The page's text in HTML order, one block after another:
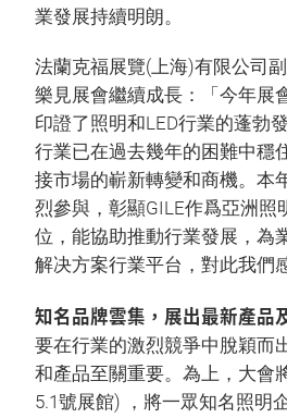
業發展持續明朗。
法蘭克福展覽(上海)有限公司
樂見展會繼續成長：「今年展
印證了照明和LED行業的蓬勃
行業已在過去幾年的困難中穩
接市場的嶄新轉變和商機。本
烈參與，彰顯GILE作爲亞洲照
位，能協助推動行業發展，為
解决方案行業平台，對此我們
知名品牌雲集，展出最新產品
要在行業的激烈競爭中脫穎而
和產品至關重要。為上，大會
5.1號展館) ，將一眾知名照明